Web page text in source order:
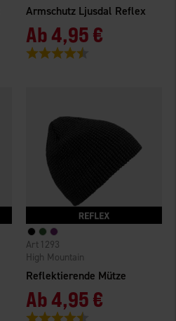
Armschutz Ljusdal Reflex
Ab4,95 €
Bewertung:
Reflektierende Mütze
High Mountain
1293
Ab4,95 €
Bewertung: